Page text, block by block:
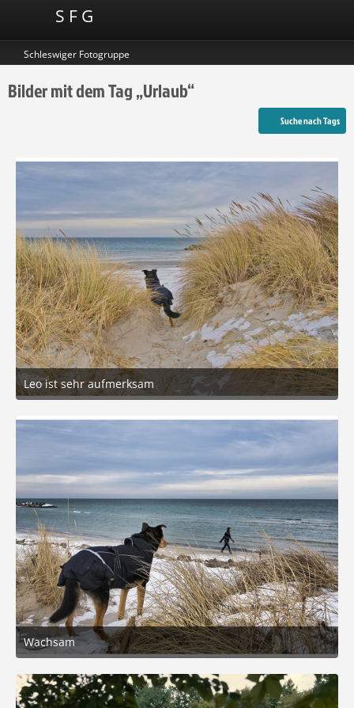
S F G
Schleswiger Fotogruppe
Bilder mit dem Tag „Urlaub“
Suche nach Tags
Leo ist sehr aufmerksam
24. Februar 2026 um 17:54
Wachsam
24. Februar 2026 um 17:54
6